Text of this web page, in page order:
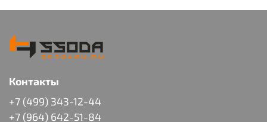
Контакты
+7 (499) 343-12-44
+7 (964) 642-51-84